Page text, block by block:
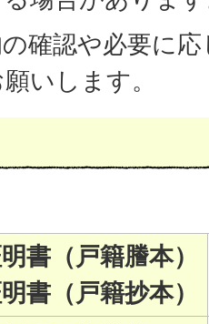
確認や必要に
いします。
書（戸籍謄本）
書（戸籍抄本）